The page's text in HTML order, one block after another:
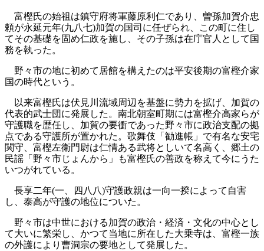
富樫氏の始祖は鎮守府将軍藤原利仁であり、曽孫加賀介忠
頼が永延元年(九八七)加賀の国司に任ぜられ、この町に住し
てその基礎を固め仁政を施し、その子孫は在庁官人として国
務を執った。
野々市の地に初めて居館を構えたのは平安後期の富樫介家
国の時代という。
以来富樫氏は伏見川流域周辺を基盤に勢力を拡げ、加賀の
代表的武士団に発展した。南北朝室町期には富樫介高家らが
守護職を歴任し、加賀の要衝であった野々市に政治支配の拠
点である守護所が置かれた。歌舞伎「勧進帳」で有名な安宅
関守、富樫左衛門尉は仁情ある武将としいて名高く、郷土の
民謡「野々市じょんから」も富樫氏の善政を称えて今にうた
いつがれている。
長享二年(一、四八八)守護政親は一向一揆によって自害
し、泰高が守護の地位についた。
野々市は中世における加賀の政治・経済・文化の中心とし
て大いに繁栄し、かつて当地に所在した大乗寺は、富樫一族
の外護により曹洞宗の要地として発展した。